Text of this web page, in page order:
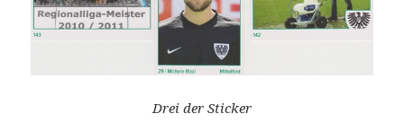
Drei der Sticker